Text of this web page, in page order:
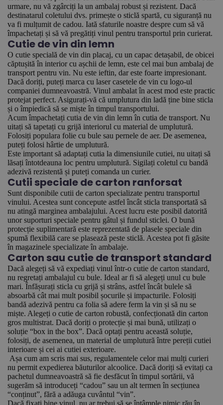
urmare, nu vă zgârciți la un ambalaj robust și rezistent. Dacă
destinatarul coletului dvs. primește o sticlă spartă, cu siguranță nu
va fi mulțumit de cadou. Iată sfaturile noastre despre cum să vă
împachetați și să vă pregătiți vinul pentru transportul prin curierat.
Cutie de vin din lemn
O cutie specială de vin din placaj, cu un capac detașabil, de obicei
căptușită în interior cu așchii de lemn, este cel mai bun ambalaj de
transport pentru vin. Nu este ieftin, dar este foarte impresionant.
Dacă doriți, puteți marca cu laser casetele de vin cu logo-ul
companiei dumneavoastră. Vinul ambalat în acest mod este practic
protejat perfect. Asigurați-vă că umplutura din ladă ține bine sticla
și o împiedică să se miște în timpul transportului.
Acum împachetați cutia de vin din lemn în cutia de transport. Nu
uitați să tapetați cu grijă interiorul cu material de umplutură.
Folosiți populara folie cu bule sau pernele de aer. De asemenea,
puteți folosi hârtie de umplutură.
Este important să adaptați cutia la dimensiunile cutiei, nu uitați să
lăsați întotdeauna loc pentru umplutură. Sigilați coletul cu bandă
adezivă rezistentă și puteți comanda un curier.
Cutii speciale de carton ranforsat
Sunt disponibile cutii de carton specializate pentru transportul
vinului. Acestea sunt concepute astfel încât sticla transportată să
nu atingă marginea ambalajului. Acest lucru este posibil datorită
unor suporturi speciale pentru gâtul și fundul sticlei. O bună
protecție suplimentară este reprezentată de plasele speciale din
spumă flexibilă care se plasează peste sticlă. Acestea pot fi găsite
în magazinele specializate în ambalaje.
Carton sau cutie de transport standard
Dacă alegeți să vă expediați vinul într-o cutie de carton standard,
nu regretați ambalajul cu bule. Ideal ar fi să alegeți unul cu bule
mari. Înfășurați sticla cu grijă și strâns, astfel încât bulele să
absoarbă cât mai mult posibil șocurile și impacturile. Folosiți
bandă adezivă pentru ca folia să adere ferm la vin și să nu se
miște. Alegeți o cutie de carton robustă, confecționată din carton
gros multistrat. Dacă doriți o protecție și mai bună, utilizați o
soluție “box in the box”. Dacă optați pentru această soluție,
folosiți, de asemenea, un material de umplutură între pereții cutiei
interioare și cei ai cutiei exterioare.
Așa cum am scris mai sus, regulamentele celor mai mulți curieri
nu permit expedierea băuturilor alcoolice. Dacă doriți să evitați ca
pachetul dumneavoastră să fie desfăcut în timpul sortării, vă
sugerăm să introduceți “cadou” sau un alt termen în secțiunea
“conținut”, fără a adăuga cuvântul “vin”.
Dacă fixați bine vinul, nu ar trebui să se întâmple nimic rău în